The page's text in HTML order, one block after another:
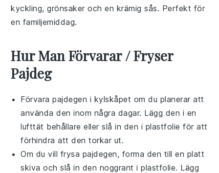
kyckling,grönsaker och en krämig sås. Perfekt för
en familjemiddag.
Hur Man Förvarar / Fryser
Pajdeg
Förvarapajdegen i kylskåpet om du planerar att
använda den inom några dagar. Lägg den i en
lufttät behållare eller slå in den i plastfolie för att
förhindra att den torkar ut.
Om du vill frysa pajdegen, forma den till en platt
skiva och slå in den noggrant i plastfolie. Lägg